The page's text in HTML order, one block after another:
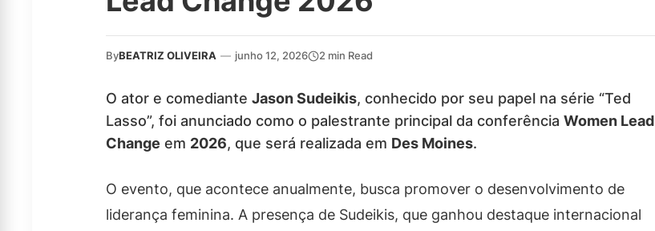
ByBEATRIZ OLIVEIRA — junho 12, 2026 2 min Read
O ator e comediante Jason Sudeikis, conhecido por seu papel na série “Ted
Lasso”, foi anunciado como o palestrante principal da conferência Women Lead
Change em 2026, que será realizada em Des Moines.
O evento, que acontece anualmente, busca promover o desenvolvimento de
liderança feminina. A presença de Sudeikis, que ganhou destaque internacional